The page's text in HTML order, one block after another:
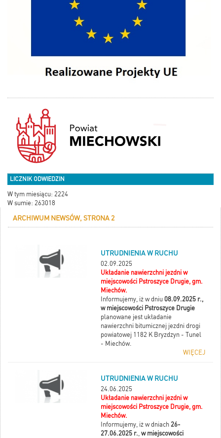
LICZNIK ODWIEDZIN
W tym miesiącu: 2224
W sumie: 263018
ARCHIWUM NEWSÓW, STRONA 2
UTRUDNIENIA W RUCHU
02.09.2025
Układanie nawierzchni jezdni w
miejscowości Pstroszyce Drugie, gm.
Miechów.
Informujemy, iż w dniu08.09.2025 r.,
w miejscowości Pstroszyce Drugie
planowane jest układanie
nawierzchni bitumicznej jezdni drogi
powiatowej 1182 K Bryzdzyn - Tunel
- Miechów.
WIĘCEJ
UTRUDNIENIA W RUCHU
24.06.2025
Układanie nawierzchni jezdni w
miejscowości Pstroszyce Drugie, gm.
Miechów.
Informujemy, iż w dniach26-
27.06.2025 r.,w miejscowości